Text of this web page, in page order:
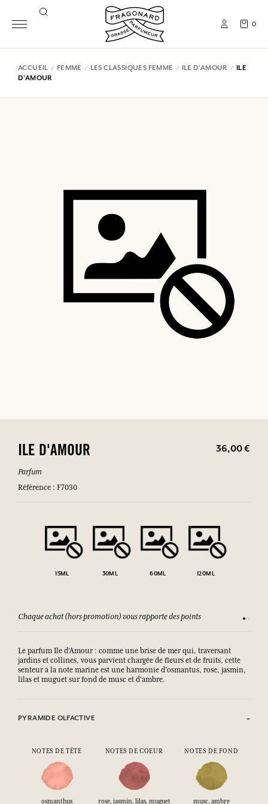
0
ACCUEIL FEMME LES CLASSIQUES FEMME ILE D'AMOUR
ILE
D'AMOUR
ILE D'AMOUR 36,00 €
Parfum
Référence : F7030
15ML 30ML 60ML 120ML
Chaque achat (hors promotion) vous rapporte des points
Le parfum Ile d'Amour : comme une brise de mer qui, traversant
jardins et collines, vous parvient chargée de fleurs et de fruits, cette
senteur à la note marine est une harmonie d'osmantus, rose, jasmin,
lilas et muguet sur fond de musc et d'ambre.
PYRAMIDE OLFACTIVE
NOTES DE TÊTE NOTES DE COEUR NOTES DE FOND
osmanthus rose, jasmin, lilas, muguet musc, ambre